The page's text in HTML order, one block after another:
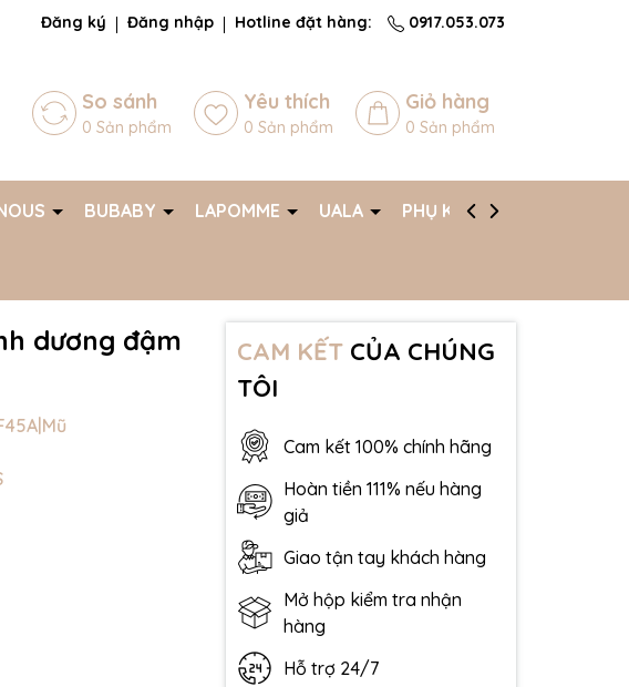
Đăng ký Đăng nhập Hotline đặt hàng: 0917.053.073
So sánh
0 Sản phẩm
Yêu thích
0 Sản phẩm
Giỏ hàng
0 Sản phẩm
BUBABY LAPOMME UALA PHỤ KIỆN
dương đậm
CAM KẾTCỦA CHÚNG
TÔI
Cam kết 100% chính hãng
Hoàn tiền 111% nếu hàng
giả
Giao tận tay khách hàng
Mở hộp kiểm tra nhận
hàng
Hỗ trợ 24/7